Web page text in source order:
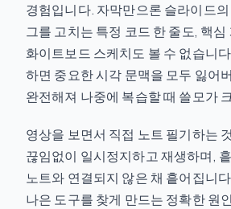
경험입니다. 자막만으론 슬라이드
그를 고치는 특정 코드 한 줄도, 핵
화이트보드 스케치도 볼 수 없습니
하면 중요한 시각 문맥을 모두 잃어
완전해져 나중에 복습할 때 쓸모가
영상을 보면서 직접 노트 필기하는
끊임없이 일시정지하고 재생하며,
노트와 연결되지 않은 채 흩어집니
나은 도구를 찾게 만드는 정확한 원